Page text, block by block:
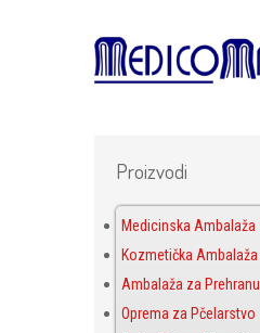
Proizvodi
Medicinska Ambalaža
Kozmetička Ambalaža
Ambalaža za Prehranu
Oprema za Pčelarstvo